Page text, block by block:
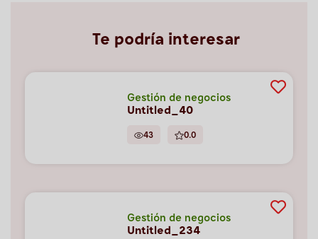
Te podría interesar
Gestión de negocios
Untitled_40
43 0.0
Gestión de negocios
Untitled_234